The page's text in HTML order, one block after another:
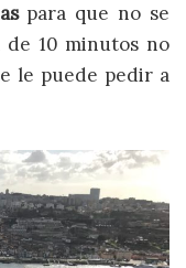
para que no se
de 10 minutos no
le puede pedir a